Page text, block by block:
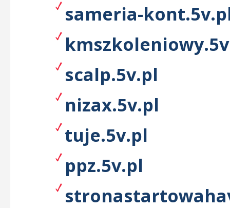
sameria-
scalp.5v.pl
nizax.5v.pl
tuje.5v.pl
ppz.5v.pl